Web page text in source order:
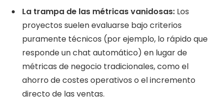
La trampa de las métricas vanidosas: Los
proyectos suelen evaluarse bajo criterios
puramente técnicos (por ejemplo, lo rápido que
responde un chat automático) en lugar de
métricas de negocio tradicionales, como el
ahorro de costes operativos o el incremento
directo de las ventas.